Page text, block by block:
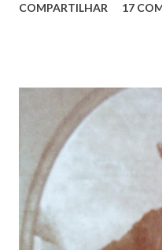
Vieira dos Santos e
infância pobre, João
estudos, e então passou
plano para auxiliar na
garçon, dono de bar, de
panificação. “Ao contrário
raízes e procuram
em defender o pão como
COMPARTILHAR 17